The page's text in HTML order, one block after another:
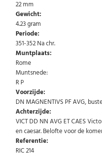
22 mm
Gewicht:
4.23 gram
Periode:
351-352 Na chr.
Muntplaats:
Rome
Muntsnede:
R P
Voorzijde:
DN MAGNENTIVS PF AVG,
Achterzijde:
VICT DD NN AVG ET CAES
en caesar. Belofte voor de
Referentie:
RIC 214